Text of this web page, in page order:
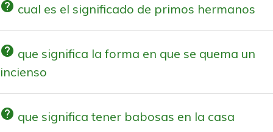
help cual es el significado de primos hermanos
help que significa la forma en que se quema un
incienso
help que significa tener babosas en la casa